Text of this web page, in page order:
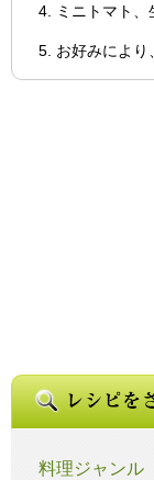
ミニトマト、
お好みにより
料理ジャンル